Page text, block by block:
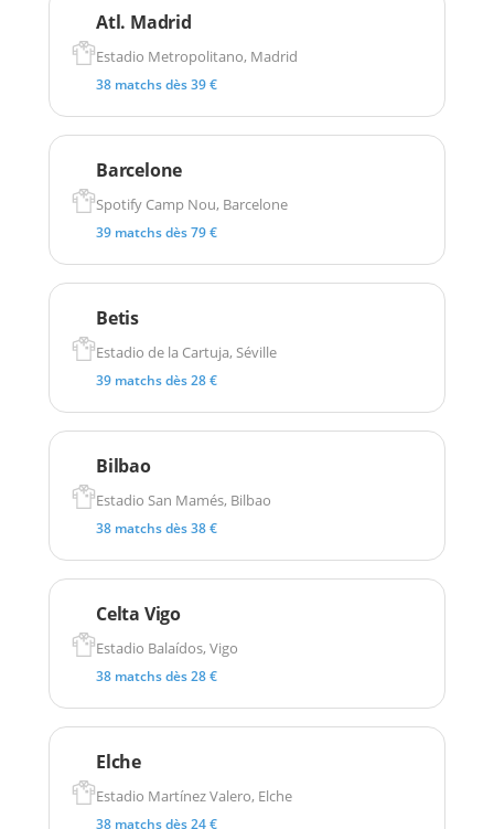
Atl. Madrid
Estadio Metropolitano, Madrid
38 matchs dès 39 €
Barcelone
Spotify Camp Nou, Barcelone
39 matchs dès 79 €
Betis
Estadio de la Cartuja, Séville
39 matchs dès 28 €
Bilbao
Estadio San Mamés, Bilbao
38 matchs dès 38 €
Celta Vigo
Estadio Balaídos, Vigo
38 matchs dès 28 €
Elche
Estadio Martínez Valero, Elche
38 matchs dès 24 €